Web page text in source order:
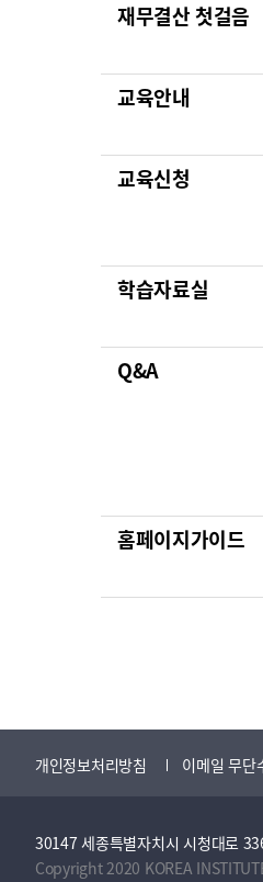
재무결산 첫걸음
교육안내
교육신청
학습자료실
Q&A
홈페이지가이드
개인정보처리방침 이메일 무단
30147 세종특별자치시 시청대로
Copyright 2020 KOREA